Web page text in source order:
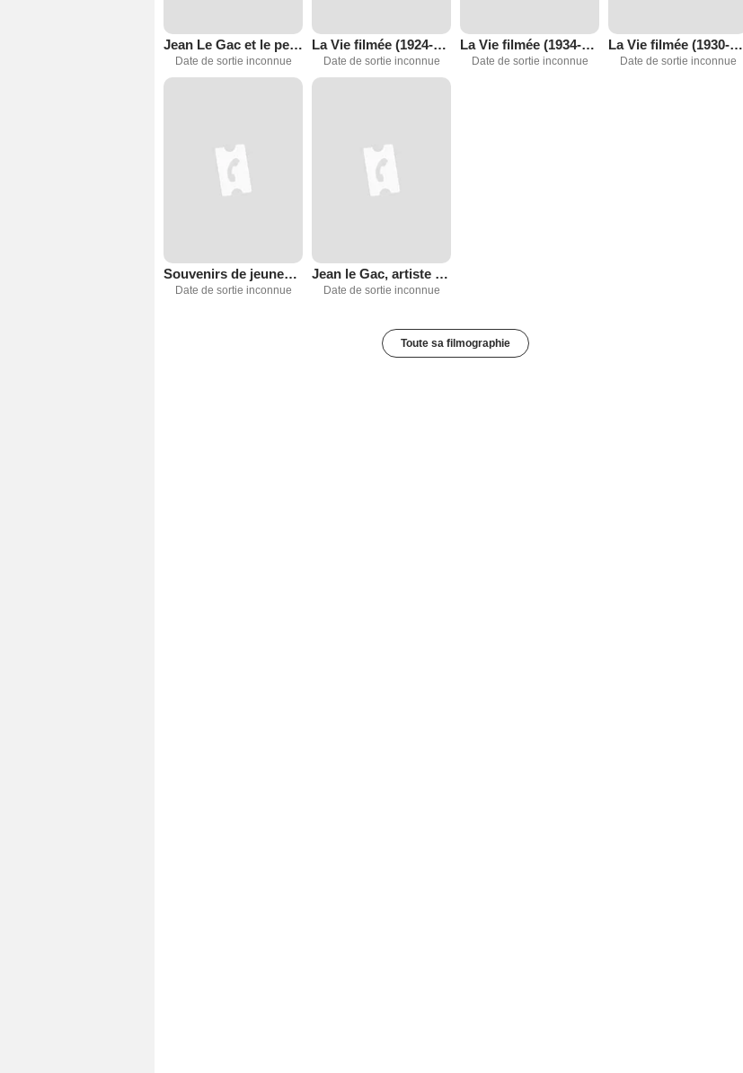
Jean Le Gac et le peintre L.
Date de sortie inconnue
La Vie filmée (1924-1930)
Date de sortie inconnue
La Vie filmée (1934-1936)
Date de sortie inconnue
La Vie filmée (1930-1934)
Date de sortie inconnue
Souvenirs de jeunesse
Date de sortie inconnue
Jean le Gac, artiste peintre
Date de sortie inconnue
Toute sa filmographie